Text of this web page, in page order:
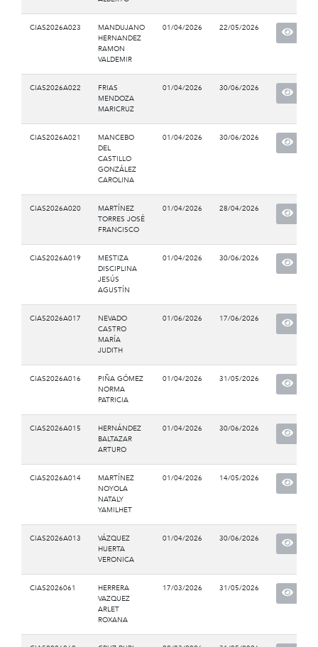
CIAS2026A023
MANDUJANO
HERNANDEZ
RAMON
VALDEMIR
01/04/2026 22/05/2026
CIAS2026A022
FRIAS
MENDOZA
MARICRUZ
01/04/2026 30/06/2026
CIAS2026A021
MANCEBO
DEL
CASTILLO
GONZÁLEZ
CAROLINA
01/04/2026 30/06/2026
CIAS2026A020
MARTÍNEZ
TORRES JOSÉ
FRANCISCO
01/04/2026 28/04/2026
CIAS2026A019
MESTIZA
DISCIPLINA
JESÚS
AGUSTÍN
01/04/2026 30/06/2026
CIAS2026A017
NEVADO
CASTRO
MARÍA
JUDITH
01/06/2026 17/06/2026
CIAS2026A016
PIÑA GÓMEZ
NORMA
PATRICIA
01/04/2026 31/05/2026
CIAS2026A015
HERNÁNDEZ
BALTAZAR
ARTURO
01/04/2026 30/06/2026
CIAS2026A014
MARTÍNEZ
NOYOLA
NATALY
YAMILHET
01/04/2026 14/05/2026
CIAS2026A013
VÁZQUEZ
HUERTA
VERONICA
01/04/2026 30/06/2026
CIAS2026061
HERRERA
VAZQUEZ
ARLET
ROXANA
17/03/2026 31/05/2026